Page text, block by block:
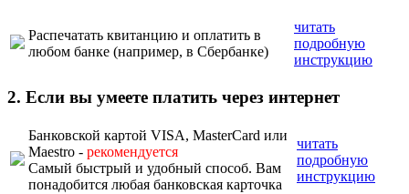
Распечатать квитанцию и оплатить в
любом банке (например, в Сбербанке)
читать
подробную
инструкцию
2. Если вы умеете платить через интернет
Банковской картой VISA, MasterCard или
Maestro - рекомендуется
Самый быстрый и удобный способ. Вам
понадобится любая банковская карточка
читать
подробную
инструкцию